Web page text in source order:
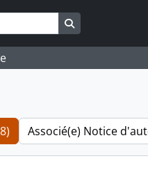
Associé(e) Notice